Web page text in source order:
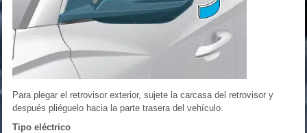
Para plegar el retrovisor exterior, sujete la carcasa del retrovisor y
después pliéguelo hacia la parte trasera del vehículo.
Tipo eléctrico